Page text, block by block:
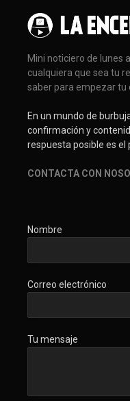
Mini noticiero de lunes
cualquiera que sea tu
saber para empezar tu
En un mundo de
confirmación y
respuesta posible es el
CONTACTA CON
Nombre
Correo electrónico
Tu mensaje